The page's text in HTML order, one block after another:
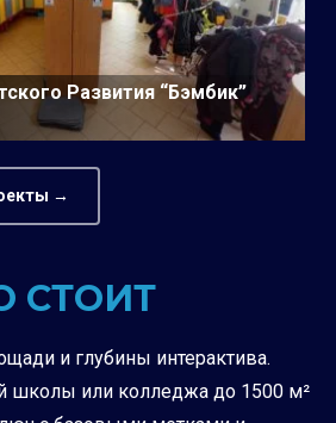
Развития “Бэмбик”
→
СТОИТ
и глубины интерактива.
школы или колледжа до 1500 м²